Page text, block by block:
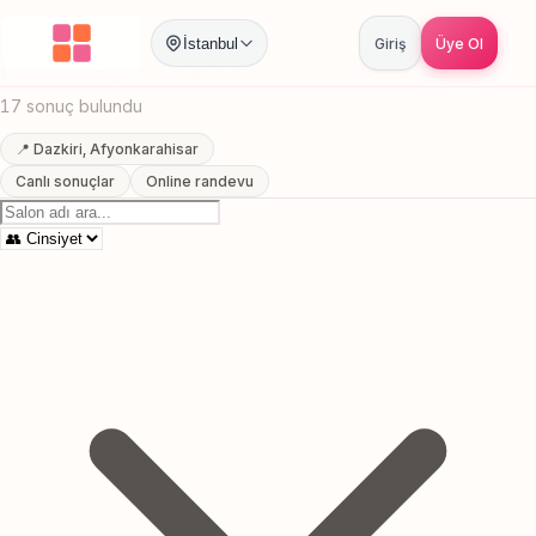
İstanbul Giriş Üye Ol
Anasayfa / Afyonkarahisar Dazkiri Cocuk Kuaforu
Dazkiri, Afyonkarahisar Cocuk Kuaforu
17 sonuç bulundu
📍 Dazkiri, Afyonkarahisar
Canlı sonuçlar
Online randevu